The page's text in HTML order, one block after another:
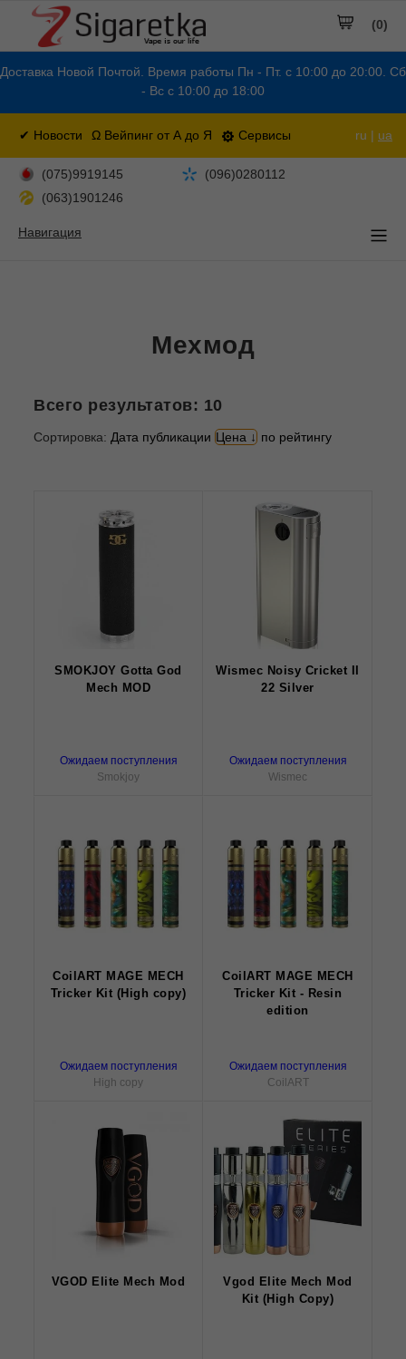
Доставка Новой Почтой. Время работы Пн - Пт. с 10:00 до 20:00. Сб
- Вс с 10:00 до 18:00
✔ Новости Ω Вейпинг от А до Я Сервисы ru | ua
(0)
(075)9919145
(096)0280112
(063)1901246
Навигация
Мехмод
Всего результатов: 10
Сортировка: Дата публикации Цена по рейтингу
SMOKJOY Gotta God
Mech MOD
Ожидаем поступления
Smokjoy
Wismec Noisy Cricket II
22 Silver
Ожидаем поступления
Wismec
CoilART MAGE MECH
Tricker Kit (High copy)
Ожидаем поступления
High copy
CoilART MAGE MECH
Tricker Kit - Resin
edition
Ожидаем поступления
CoilART
VGOD Elite Mech Mod
Vgod Elite Mech Mod
Kit (High Copy)